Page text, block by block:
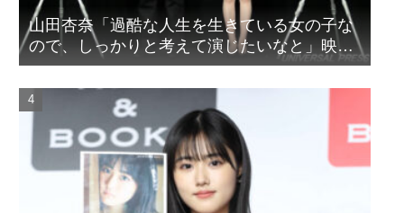
山田杏奈「過酷な人生を生きている女の子な
ので、しっかりと考えて演じたいなと」映画
『山女』東京国際映画祭Q&A